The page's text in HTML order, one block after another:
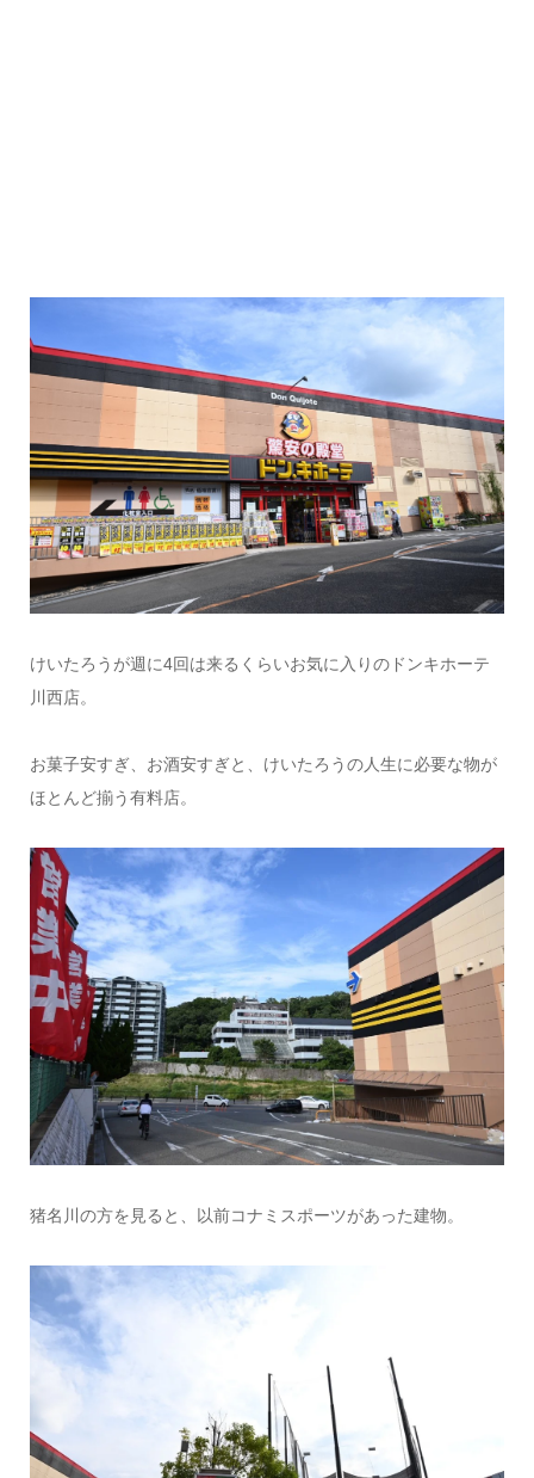
けいたろうが週に4回は来るくらいお気に入りのドンキホーテ
川西店。
お菓子安すぎ、お酒安すぎと、けいたろうの人生に必要な物が
ほとんど揃う有料店。
猪名川の方を見ると、以前コナミスポーツがあった建物。